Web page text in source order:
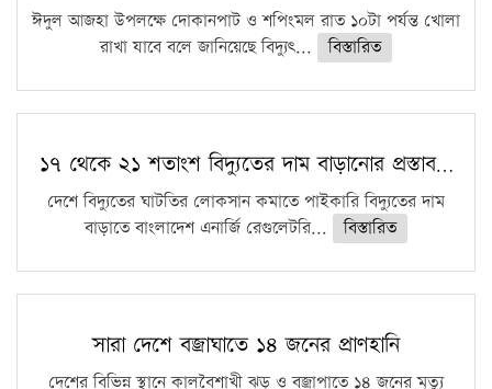
ঈদুল আজহা উপলক্ষে দোকানপাট ও শপিংমল রাত ১০টা পর্যন্ত খোলা
রাখা যাবে বলে জানিয়েছে বিদ্যুৎ...
বিস্তারিত
১৭ থেকে ২১ শতাংশ বিদ্যুতের দাম বাড়ানোর প্রস্তাব…
দেশে বিদ্যুতের ঘাটতির লোকসান কমাতে পাইকারি বিদ্যুতের দাম
বাড়াতে বাংলাদেশ এনার্জি রেগুলেটরি...
বিস্তারিত
সারা দেশে বজ্রাঘাতে ১৪ জনের প্রাণহানি
দেশের বিভিন্ন স্থানে কালবৈশাখী ঝড় ও বজ্রাপাতে ১৪ জনের মৃত্যু